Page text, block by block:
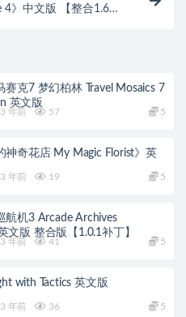
4》中文版 【整合1.6补
赛克7 梦幻柏林 Travel Mosaics 7
Fantastic Berlin 英文版
3 年前 57 5
神奇花店 My Magic Florist》英
3 年前 19 5
航机3 Arcade Archives
GRADIUS III 英文版 整合版【1.0.1补丁】
3 年前 41 5
战术骑士 Knight with Tactics 英文版
3 年前 36 5